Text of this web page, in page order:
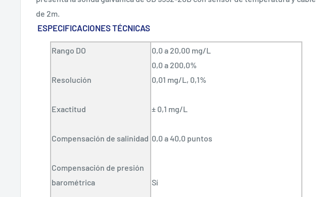
de 2m.
ESPECIFICACIONES TÉCNICAS
Rango DO
Resolución
Exactitud
Compensación de salinidad
Compensación de presión
barométrica
0,0 a 20,00 mg/L
0,0 a 200,0%
0,01 mg/L, 0,1%
± 0,1 mg/L
0,0 a 40,0 puntos
Sí